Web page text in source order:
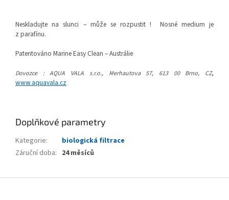
Neskladujte na slunci – může se rozpustit !
Nosné medium je
z parafínu.
Patentováno Marine Easy Clean – Austrálie
Dovozce : AQUA VALA s.r.o., Merhautova 57, 613 00 Brno, CZ,
www.aquavala.cz
Doplňkové parametry
Kategorie:
biologická filtrace
Záruční doba: 24 měsíců